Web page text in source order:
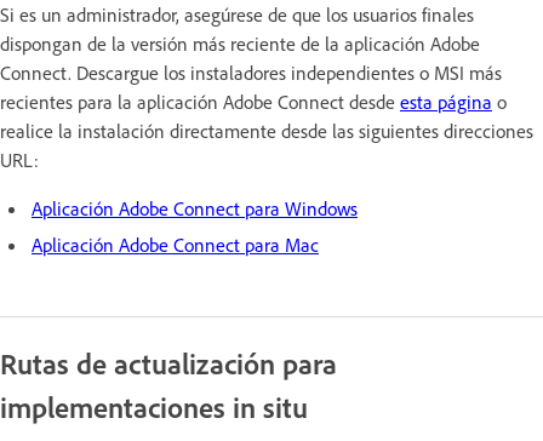
Si es un administrador, asegúrese de que los usuarios finales
dispongan de la versión más reciente de la aplicación Adobe
Connect. Descargue los instaladores independientes o MSI más
recientes para la aplicación Adobe Connect desde esta página o
realice la instalación directamente desde las siguientes direcciones
URL:
Aplicación Adobe Connect para Windows
Aplicación Adobe Connect para Mac
Rutas de actualización para
implementaciones in situ